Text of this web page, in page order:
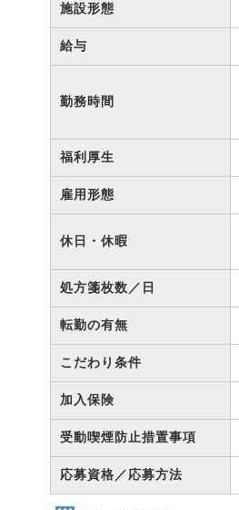
施設形態
給与
勤務時間
福利厚生
雇用形態
休日・休暇
処方箋枚数／日
転勤の有無
こだわり条件
加入保険
受動喫煙防止措置事項
応募資格／応募方法